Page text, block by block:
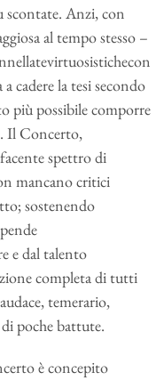
scontate. Anzi, con
al tempo stesso –
cadere la tesi secondo
più possibile comporre
Il Concerto,
spettro di
mancano critici
sostenendo
e dal talento
completa di tutti
temerario,
poche battute.
è concepito